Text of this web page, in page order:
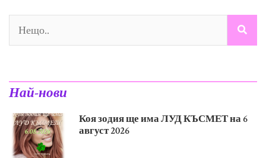
Най-нови
Коя зодия ще има ЛУД КЪСМЕТ на 6
август 2026